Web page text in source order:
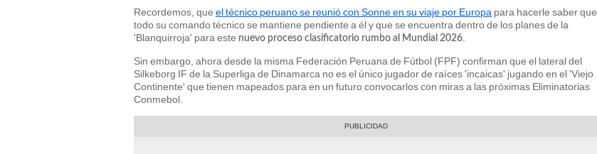
Recordemos, que el técnico peruano se reunió con Sonne en su viaje por Europa para hacerle saber que
todo su comando técnico se mantiene pendiente a él y que se encuentra dentro de los planes de la
'Blanquirroja' para este nuevo proceso clasificatorio rumbo al Mundial 2026
Sin embargo, ahora desde la misma Federación Peruana de Fútbol (FPF) confirman que el lateral del
Silkeborg IF de la Superliga de Dinamarca no es el único jugador de raíces 'incaicas' jugando en el 'Viejo
Continente' que tienen mapeados para en un futuro convocarlos con miras a las próximas Eliminatorias
Conmebol.